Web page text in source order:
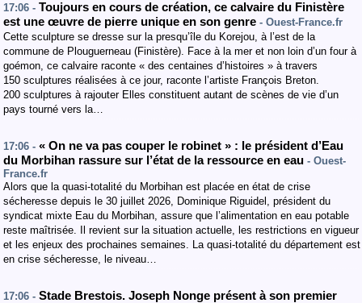
17:06 - Toujours en cours de création, ce calvaire du Finistère
est une œuvre de pierre unique en son genre - Ouest-France.fr
Cette sculpture se dresse sur la presqu’île du Korejou, à l’est de la
commune de Plouguerneau (Finistère). Face à la mer et non loin d’un four à
goémon, ce calvaire raconte « des centaines d’histoires » à travers
150 sculptures réalisées à ce jour, raconte l’artiste François Breton.
200 sculptures à rajouter Elles constituent autant de scènes de vie d’un
pays tourné vers la…
17:06 - « On ne va pas couper le robinet » : le président d’Eau
du Morbihan rassure sur l’état de la ressource en eau - Ouest-
France.fr
Alors que la quasi-totalité du Morbihan est placée en état de crise
sécheresse depuis le 30 juillet 2026, Dominique Riguidel, président du
syndicat mixte Eau du Morbihan, assure que l’alimentation en eau potable
reste maîtrisée. Il revient sur la situation actuelle, les restrictions en vigueur
et les enjeux des prochaines semaines. La quasi-totalité du département est
en crise sécheresse, le niveau…
17:06 - Stade Brestois. Joseph Nonge présent à son premier